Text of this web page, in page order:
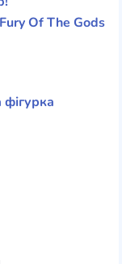
Of The Gods